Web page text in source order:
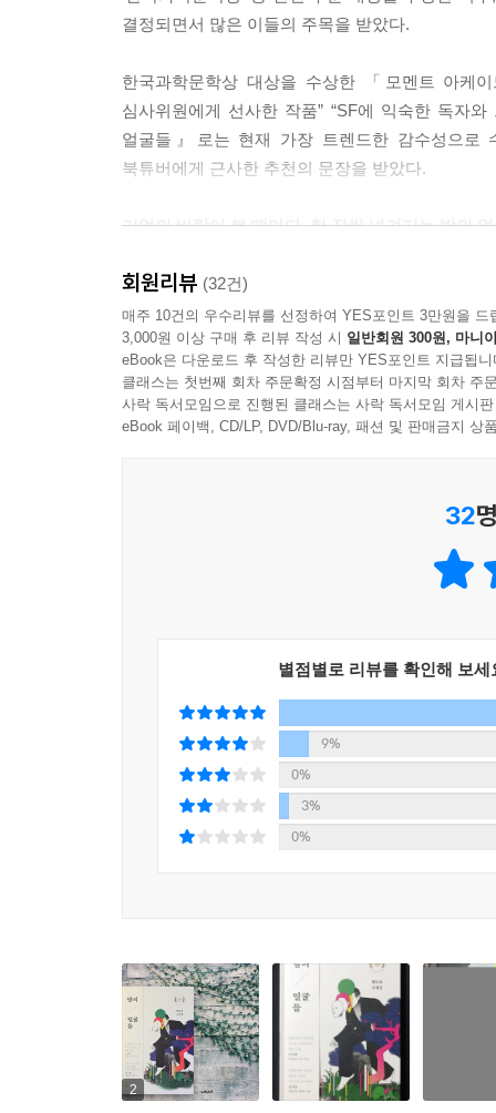
결정되면서 많은 이들의 주목을 받았다.
한국과학문학상 대상을 수상한 「모멘트 아케
심사위원에게 선사한 작품” “SF에 익숙한 독자
얼굴들』로는 현재 가장 트렌드한 감수성으로
북튜버에게 근사한 추천의 문장을 받았다.
기억의 바람이 불 때마다, 한 장씩 넘겨지는 밤의
황모과의 소설은 일본 만화와 같이 경쾌한 화법
얼굴이 아닌, 역사의 그늘에 이름뿐만 아니라 눈,
다루고 있으며, 그 이야기들은 현재에 국한된 것이
삶에 가정법은 없지만 황모과는?‘만약에’의 이
세계에서도 죽음은 해결되지 않는 미스터리를 남
이다혜 기자가 추천의 글에서 말한 것처럼, 황
현재와 100여 년 전의 과거를 자유롭게 오가며
「연고, 늦게라도 만납시다」
‘나’는 한 한국인 여성을 만나게 되고, 그녀의 도
된다. ‘나’가 잃어버렸던 과거 기억을 떠올리는
「니시와세다역 B층」
「연고, 늦게라도 만납시다」와 마찬가지로 유
황모과가 들려주는 이야기는 역사의 뒤안길로
앞에선 모든 것이 무력하므로, 한때 생생했을
SF의 상상력을 총동원해 눈, 코, 입과 이름을 빼
우리의 이야기처럼 느끼게 된다. 타인의 얼굴에
소설엔 있다.
회원리뷰 (32건)
매주 10건의 우수리뷰를 선정하여 YES포인트 3만원을 드
3,000원 이상 구매 후 리뷰 작성 시 일반회원 300원, 마니
eBook은 다운로드 후 작성한 리뷰만 YES포인트 지급됩니
클래스는 첫번째 회차 주문확정 시점부터 마지막 회차 주
사락 독서모임으로 진행된 클래스는 사락 독서모임 게시
eBook 페이백, CD/LP, DVD/Blu-ray, 패션 및 판매금지 상
32
별점별로 리뷰를 확인해 보세
9%
0%
3%
0%
2